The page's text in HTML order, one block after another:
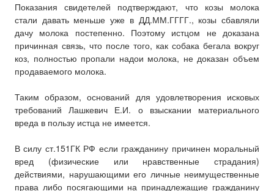
Показания свидетелей подтверждают, что козы молока
стали давать меньше уже в ДД.ММ.ГГГГ., козы сбавляли
дачу молока постепенно. Поэтому истцом не доказана
причинная связь, что после того, как собака бегала вокруг
коз, полностью пропали надои молока, не доказан объем
продаваемого молока.
Таким образом, оснований для удовлетворения исковых
требований Лашкевич Е.И. о взыскании материального
вреда в пользу истца не имеется.
В силу ст.151ГК РФ если гражданину причинен моральный
вред (физические или нравственные страдания)
действиями, нарушающими его личные неимущественные
права либо посягающими на принадлежащие гражданину